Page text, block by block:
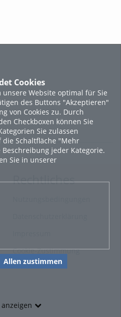
Cookies
unsere Website optimal für Sie
des Buttons "Akzeptieren"
von Cookies zu. Durch
Checkboxen können Sie
Sie zulassen
die Schaltfläche "Mehr
jeder Kategorie.
Sie in unserer
Allen zustimmen
Rechtliches
Cookie-Zustimmung